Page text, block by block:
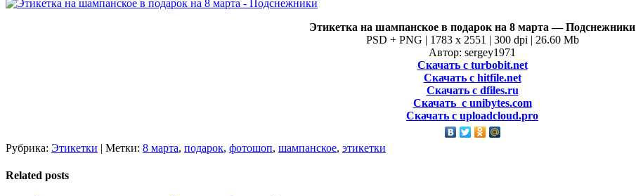
Этикетка на шампанское в подарок на 8 марта — Подснежники
PSD + PNG | 1783 x 2551 | 300 dpi | 26.60 Mb
Автор: sergey1971
Скачать с turbobit.net
Скачать с hitfile.net
Скачать с dfiles.ru
Скачать с unibytes.com
Скачать с uploadcloud.pro
Рубрика: Этикетки | Метки: 8 марта, подарок, фотошоп, шампанское, этикетки
Related posts